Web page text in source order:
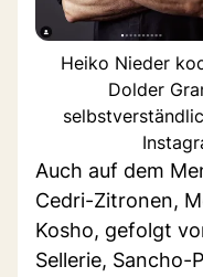
Heiko Nieder
Dolder
Auch auf dem
Cedri-Zitronen,
Kosho, gefolgt
Sellerie, Sancho-